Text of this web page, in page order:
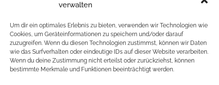
verwalten
Um dir ein optimales Erlebnis zu bieten, verwenden wir Technologien wie
Cookies, um Geräteinformationen zu speichern und/oder darauf
zuzugreifen. Wenn du diesen Technologien zustimmst, können wir Daten
wie das Surfverhalten oder eindeutige IDs auf dieser Website verarbeiten.
Wenn du deine Zustimmung nicht erteilst oder zurückziehst, können
bestimmte Merkmale und Funktionen beeinträchtigt werden.
Versandbedingungen
Widerrufsbelehrung
Cookie-Richtlinie (EU)
Datenschutzbelehrung
AGB